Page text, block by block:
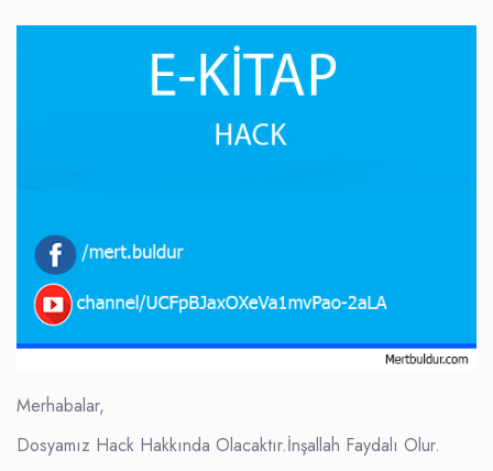
Merhabalar,
Dosyamız Hack Hakkında Olacaktır.İnşallah Faydalı Olur.